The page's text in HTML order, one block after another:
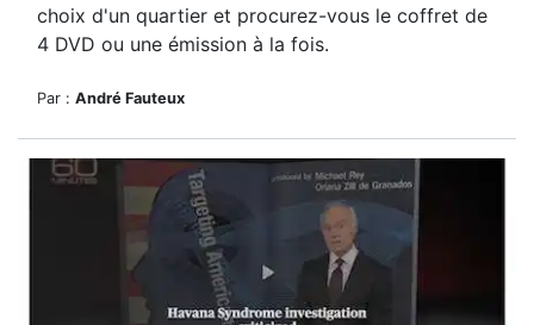
choix d'un quartier et procurez-vous le coffret de
4 DVD ou une émission à la fois.
Par : André Fauteux